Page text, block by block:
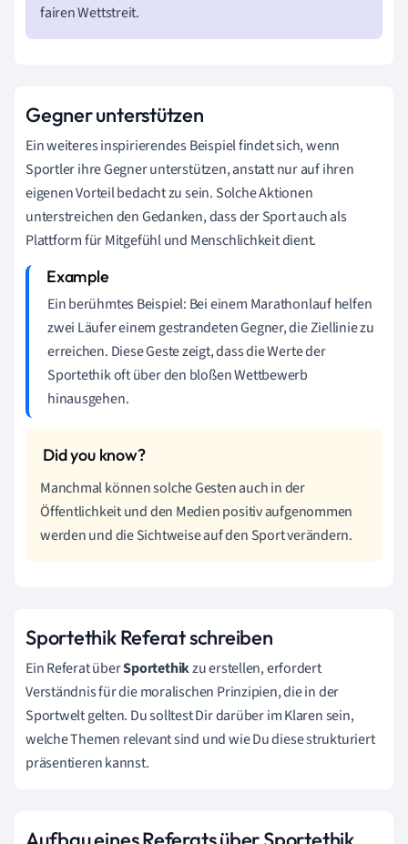
fairen Wettstreit.
Gegner unterstützen
Ein weiteres inspirierendes Beispiel findet sich, wenn
Sportler ihre Gegner unterstützen, anstatt nur auf ihren
eigenen Vorteil bedacht zu sein. Solche Aktionen
unterstreichen den Gedanken, dass der Sport auch als
Plattform für Mitgefühl und Menschlichkeit dient.
Ein berühmtes Beispiel: Bei einem Marathonlauf helfen
zwei Läufer einem gestrandeten Gegner, die Ziellinie zu
erreichen. Diese Geste zeigt, dass die Werte der
Sportethik oft über den bloßen Wettbewerb
hinausgehen.
Manchmal können solche Gesten auch in der
Öffentlichkeit und den Medien positiv aufgenommen
werden und die Sichtweise auf den Sport verändern.
Sportethik Referat schreiben
Ein Referat überSportethikzu erstellen, erfordert
Verständnis für die moralischen Prinzipien, die in der
Sportwelt gelten. Du solltest Dir darüber im Klaren sein,
welche Themen relevant sind und wie Du diese strukturiert
präsentieren kannst.